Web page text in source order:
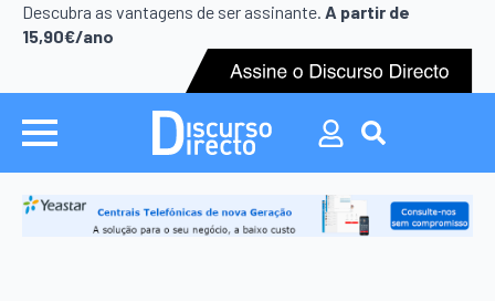
Descubra as vantagens de ser assinante. A partir de
15,90€/ano
Search
for:
Search